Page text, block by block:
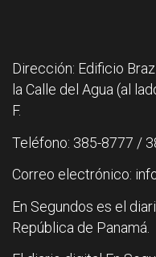
Dirección: Edificio
la Calle del Agua (al
F.
Teléfono: 385-8777 /
Correo electrónico:
En Segundos es el
República de Panamá.